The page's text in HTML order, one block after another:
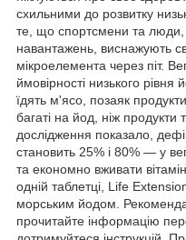
схильними до розвитку
те, що спортсмени та люди,
навантажень, виснажують
мікроелемента через піт.
ймовірності низького
їдять м'ясо, позаяк
багаті на йод, ніж
дослідження показало,
становить 25% і 80% — у
та економно вживати
одній таблетці, Life
морським йодом.
прочитайте інформацію